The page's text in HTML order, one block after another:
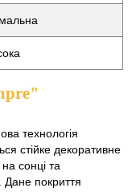
технологія
стійке декоративне
сонці та
покриття